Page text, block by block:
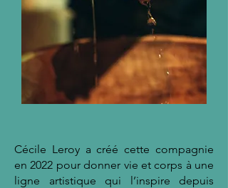
Cécile Leroy a créé cette compagnie
en 2022 pour donner vie et corps à une
ligne artistique qui l’inspire depuis